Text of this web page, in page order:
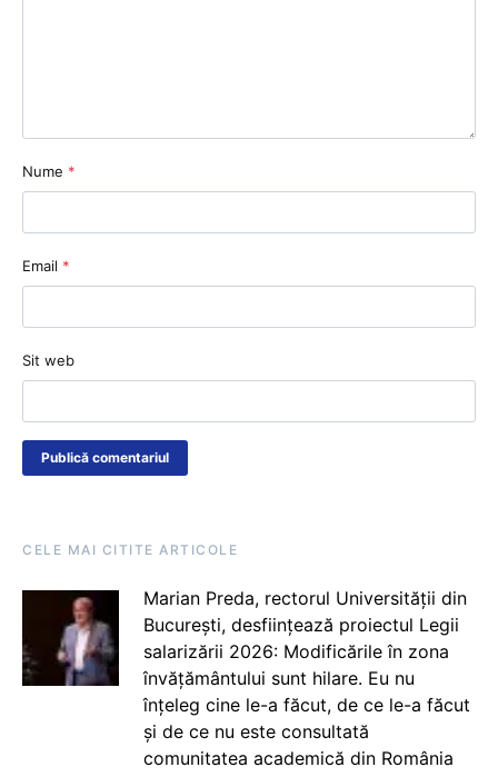
Nume *
Email *
Sit web
CELE MAI CITITE ARTICOLE
Marian Preda, rectorul Universității din
București, desființează proiectul Legii
salarizării 2026: Modificările în zona
învățământului sunt hilare. Eu nu
înțeleg cine le-a făcut, de ce le-a făcut
și de ce nu este consultată
comunitatea academică din România